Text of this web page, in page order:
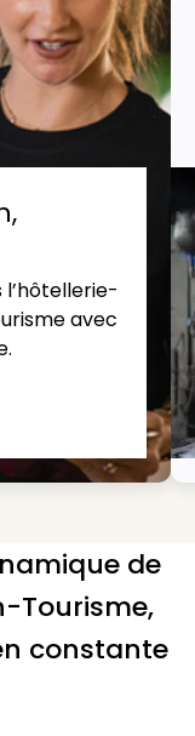
avec
de
Tourisme,
constante